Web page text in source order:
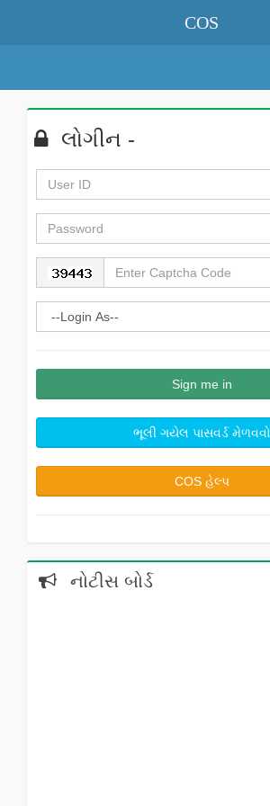
COS
લોગીન -
Sign me in
ભૂલી ગયેલ પાસવર્ડ મેળવવો
COS હેલ્પ
નોટીસ બોર્ડ